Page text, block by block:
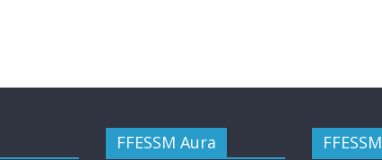
FFESSM Aura FFESSM